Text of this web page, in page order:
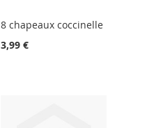
8 chapeaux coccinelle
3,99 €